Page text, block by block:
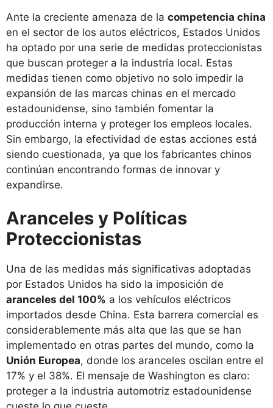
Ante la creciente amenaza de la competencia china
en el sector de los autos eléctricos, Estados Unidos
ha optado por una serie de medidas proteccionistas
que buscan proteger a la industria local. Estas
medidas tienen como objetivo no solo impedir la
expansión de las marcas chinas en el mercado
estadounidense, sino también fomentar la
producción interna y proteger los empleos locales.
Sin embargo, la efectividad de estas acciones está
siendo cuestionada, ya que los fabricantes chinos
continúan encontrando formas de innovar y
expandirse.
Aranceles y Políticas
Proteccionistas
Una de las medidas más significativas adoptadas
por Estados Unidos ha sido la imposición de
aranceles del 100% a los vehículos eléctricos
importados desde China. Esta barrera comercial es
considerablemente más alta que las que se han
implementado en otras partes del mundo, como la
Unión Europea, donde los aranceles oscilan entre el
17% y el 38%. El mensaje de Washington es claro:
proteger a la industria automotriz estadounidense